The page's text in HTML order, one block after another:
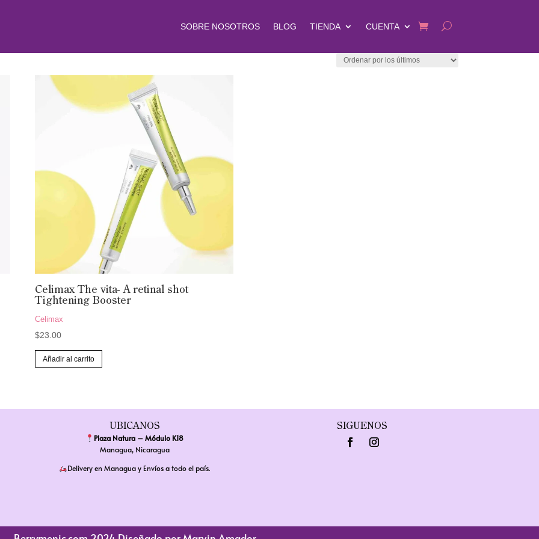
SOBRE NOSOTROS BLOG TIENDA CUENTA
Celimax The vita- A retinal shot
Tightening Booster
Celimax
$23.00
Añadir al carrito
UBICANOS
Plaza Natura – Módulo K18
Managua, Nicaragua
Delivery en Managua y Envíos a todo el país.
SIGUENOS